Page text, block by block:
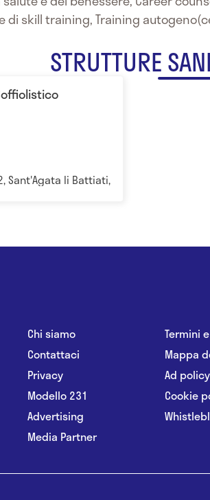
skill training, Training
STRUTTURE
li Battiati, CT, Italia Catania
Chi siamo
Contattaci
Privacy
Modello 231
Advertising
Media Partner
Termini
Mappa
Ad policy
Cookie